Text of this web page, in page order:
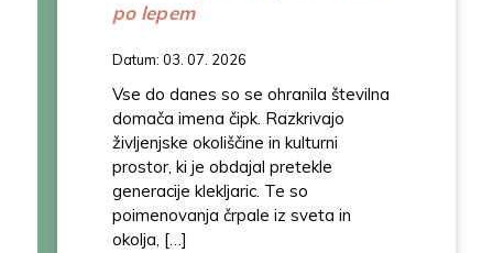
po lepem
Datum: 03. 07. 2026
Vse do danes so se ohranila številna
domača imena čipk. Razkrivajo
življenjske okoliščine in kulturni
prostor, ki je obdajal pretekle
generacije klekljaric. Te so
poimenovanja črpale iz sveta in
okolja, […]